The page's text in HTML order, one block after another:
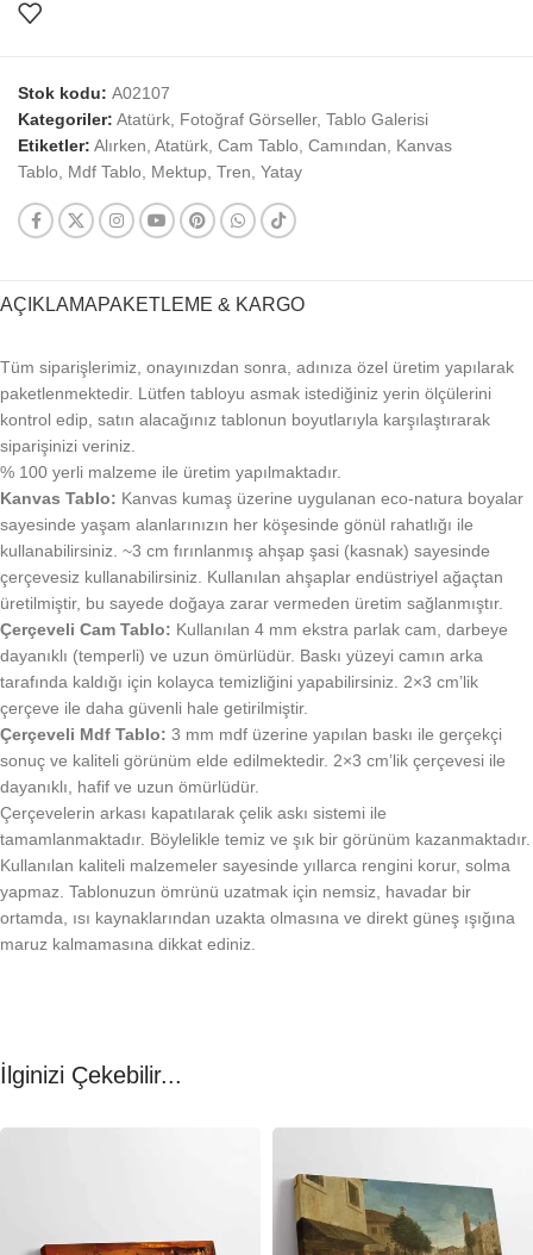
Stok kodu: A02107
Kategoriler: Atatürk, Fotoğraf Görseller, Tablo Galerisi
Etiketler: Alırken, Atatürk, Cam Tablo, Camından, Kanvas
Tablo, Mdf Tablo, Mektup, Tren, Yatay
AÇIKLAMAPAKETLEME & KARGO
Tüm siparişlerimiz, onayınızdan sonra, adınıza özel üretim yapılarak
paketlenmektedir. Lütfen tabloyu asmak istediğiniz yerin ölçülerini
kontrol edip, satın alacağınız tablonun boyutlarıyla karşılaştırarak
siparişinizi veriniz.
% 100 yerli malzeme ile üretim yapılmaktadır.
Kanvas Tablo: Kanvas kumaş üzerine uygulanan eco-natura boyalar
sayesinde yaşam alanlarınızın her köşesinde gönül rahatlığı ile
kullanabilirsiniz. ~3 cm fırınlanmış ahşap şasi (kasnak) sayesinde
çerçevesiz kullanabilirsiniz. Kullanılan ahşaplar endüstriyel ağaçtan
üretilmiştir, bu sayede doğaya zarar vermeden üretim sağlanmıştır.
Çerçeveli Cam Tablo: Kullanılan 4 mm ekstra parlak cam, darbeye
dayanıklı (temperli) ve uzun ömürlüdür. Baskı yüzeyi camın arka
tarafında kaldığı için kolayca temizliğini yapabilirsiniz. 2×3 cm’lik
çerçeve ile daha güvenli hale getirilmiştir.
Çerçeveli Mdf Tablo: 3 mm mdf üzerine yapılan baskı ile gerçekçi
sonuç ve kaliteli görünüm elde edilmektedir. 2×3 cm’lik çerçevesi ile
dayanıklı, hafif ve uzun ömürlüdür.
Çerçevelerin arkası kapatılarak çelik askı sistemi ile
tamamlanmaktadır. Böylelikle temiz ve şık bir görünüm kazanmaktadır.
Kullanılan kaliteli malzemeler sayesinde yıllarca rengini korur, solma
yapmaz. Tablonuzun ömrünü uzatmak için nemsiz, havadar bir
ortamda, ısı kaynaklarından uzakta olmasına ve direkt güneş ışığına
maruz kalmamasına dikkat ediniz.
İlginizi Çekebilir...